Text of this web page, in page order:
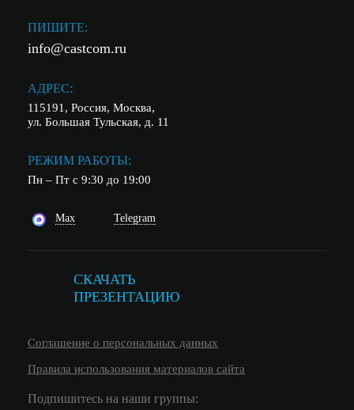
ПИШИТЕ:
info@castcom.ru
АДРЕС:
115191, Россия, Москва,
ул. Большая Тульская, д. 11
РЕЖИМ РАБОТЫ:
Пн – Пт с 9:30 до 19:00
Max Telegram
СКАЧАТЬ
ПРЕЗЕНТАЦИЮ
Подпишитесь на наши группы:
Соглашение о персональных данных
Правила использования материалов сайта